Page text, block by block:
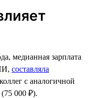
медианная зарплата
составляла
с аналогичной
000 ₽).